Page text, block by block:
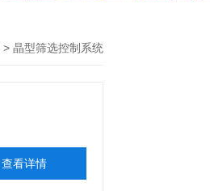
> 晶型筛选控制系统
查看详情